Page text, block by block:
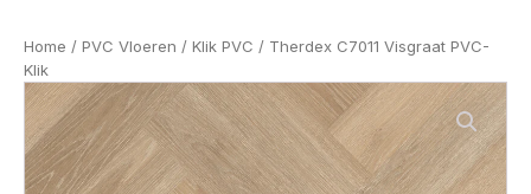
Home / PVC Vloeren / Klik PVC / Therdex C7011 Visgraat PVC-
Klik